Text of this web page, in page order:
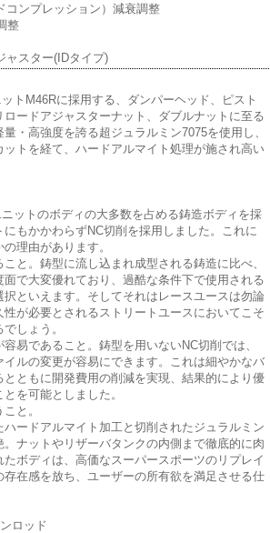
コンプレッション）減衰調整
整
ャスター(IDタイプ)
トM46Rに採用する、ダンパーヘッド、ピスト
ードアジャスターナット、ダブルナットに至る
・高強度を誇る超ジュラルミン7075を使用し、
トを経て、ハードアルマイト処理が施され高い
ットのボディの大多数を占める鋳造ボディを採
もかかわらずNC切削を採用しました。これに
理由があります。
と。鋳型に流し込まれ成型される鋳造に比べ、
で大変優れており、過酷な条件下で使用される
といえます。そしてそれはレースユースは勿論
が必要とされるストリートユースにおいてこそ
しょう。
易であること。鋳型を用いないNC切削では、
イルの変更が容易にできます。これは細やかなバ
ともに開発費用の削減を実現、結果的により優
を可能としました。
と。
ードアルマイト加工と切削されたジュラルミン
ナットやリザーバタンクの内側まで徹底的に肉
ボディは、高価なスーパースポーツのリプレイ
存在感を放ち、ユーザーの所有欲を満足させる仕
ロッド